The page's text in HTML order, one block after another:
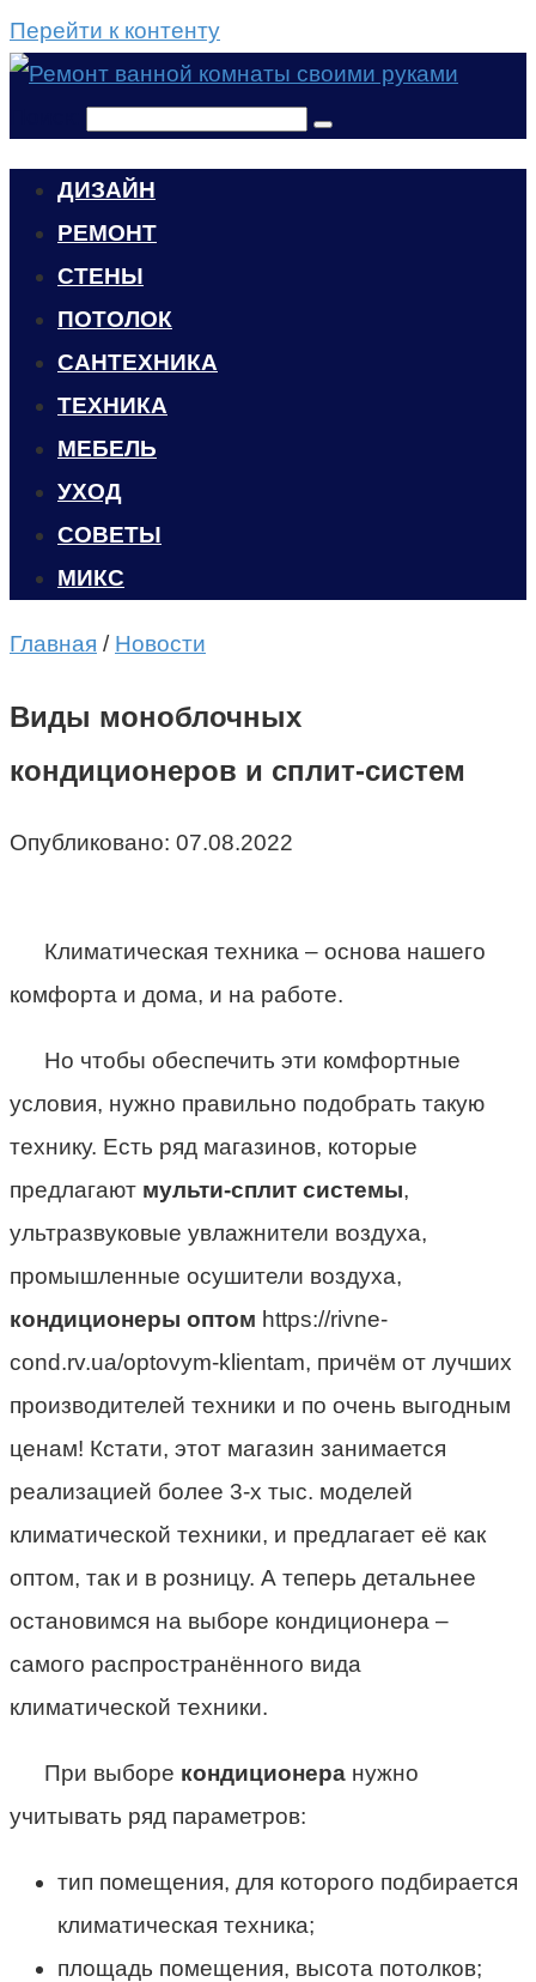
Перейти к контенту
ДИЗАЙН
РЕМОНТ
СТЕНЫ
ПОТОЛОК
САНТЕХНИКА
ТЕХНИКА
МЕБЕЛЬ
УХОД
CОВЕТЫ
МИКС
Главная / Новости
Виды моноблочных
кондиционеров и сплит-систем
Опубликовано: 07.08.2022
Климатическая техника – основа нашего
комфорта и дома, и на работе.
Но чтобы обеспечить эти комфортные
условия, нужно правильно подобрать такую
технику. Есть ряд магазинов, которые
предлагают мульти-сплит системы,
ультразвуковые увлажнители воздуха,
промышленные осушители воздуха,
кондиционеры оптом https://rivne-
cond.rv.ua/optovym-klientam, причём от лучших
производителей техники и по очень выгодным
ценам! Кстати, этот магазин занимается
реализацией более 3-х тыс. моделей
климатической техники, и предлагает её как
оптом, так и в розницу. А теперь детальнее
остановимся на выборе кондиционера –
самого распространённого вида
климатической техники.
При выборе кондиционеранужно
учитывать ряд параметров:
тип помещения, для которого подбирается
климатическая техника;
площадь помещения, высота потолков;